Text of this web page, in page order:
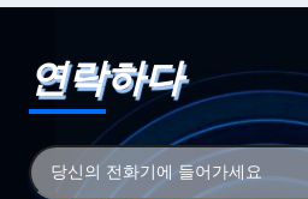
연락하다